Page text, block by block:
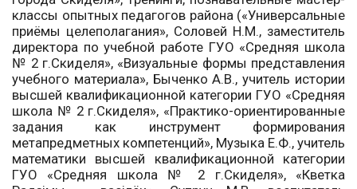
классы опытных педагогов района («Универсальные
приёмы целеполагания», Соловей Н.М., заместитель
директора по учебной работе ГУО «Средняя школа
№ 2 г.Скиделя», «Визуальные формы представления
учебного материала», Быченко А.В., учитель истории
высшей квалификационной категории ГУО «Средняя
школа № 2 г.Скиделя», «Практико-ориентированные
задания как инструмент формирования
метапредметных компетенций», Музыка Е.Ф., учитель
математики высшей квалификационной категории
ГУО «Средняя школа № 2 г.Скиделя», «Кветка